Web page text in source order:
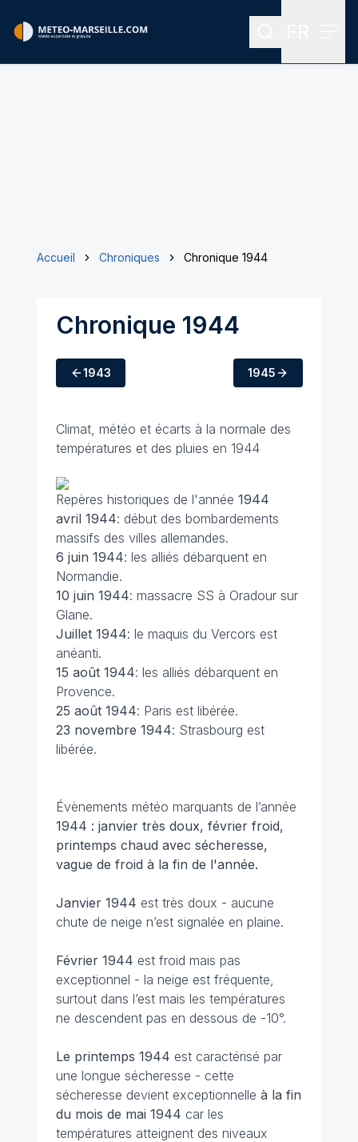
Rechercher
Accueil Chroniques Chronique 1944
Chronique 1944
1943 1945
Climat, météo et écarts à la normale des
températures et des pluies en 1944
Repères historiques de l'année 1944
avril 1944: début des bombardements
massifs des villes allemandes.
6 juin 1944: les alliés débarquent en
Normandie.
10 juin 1944: massacre SS à Oradour sur
Glane.
Juillet 1944: le maquis du Vercors est
anéanti.
15 août 1944: les alliés débarquent en
Provence.
25 août 1944: Paris est libérée.
23 novembre 1944: Strasbourg est
libérée.
Évènements météo marquants de l’année
1944 : janvier très doux, février froid,
printemps chaud avec sécheresse,
vague de froid à la fin de l'année.
Janvier 1944 est très doux - aucune
chute de neige n’est signalée en plaine.
Février 1944 est froid mais pas
exceptionnel - la neige est fréquente,
surtout dans l’est mais les températures
ne descendent pas en dessous de -10°.
Le printemps 1944 est caractérisé par
une longue sécheresse - cette
sécheresse devient exceptionnelle à la fin
du mois de mai 1944 car les
températures atteignent des niveaux